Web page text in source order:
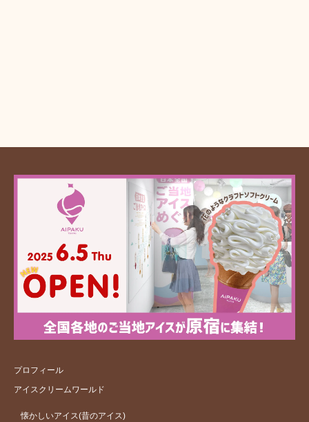
プロフィール
アイスクリームワールド
懐かしいアイス(昔のアイス)